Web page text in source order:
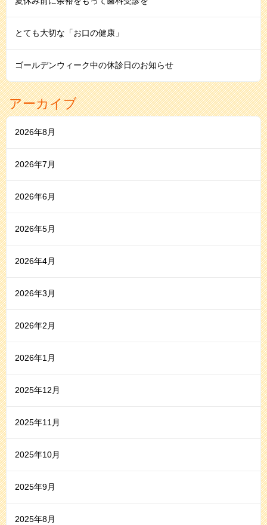
とても大切な「お口の健康」
ゴールデンウィーク中の休診日のお知らせ
アーカイブ
2026年8月
2026年7月
2026年6月
2026年5月
2026年4月
2026年3月
2026年2月
2026年1月
2025年12月
2025年11月
2025年10月
2025年9月
2025年8月